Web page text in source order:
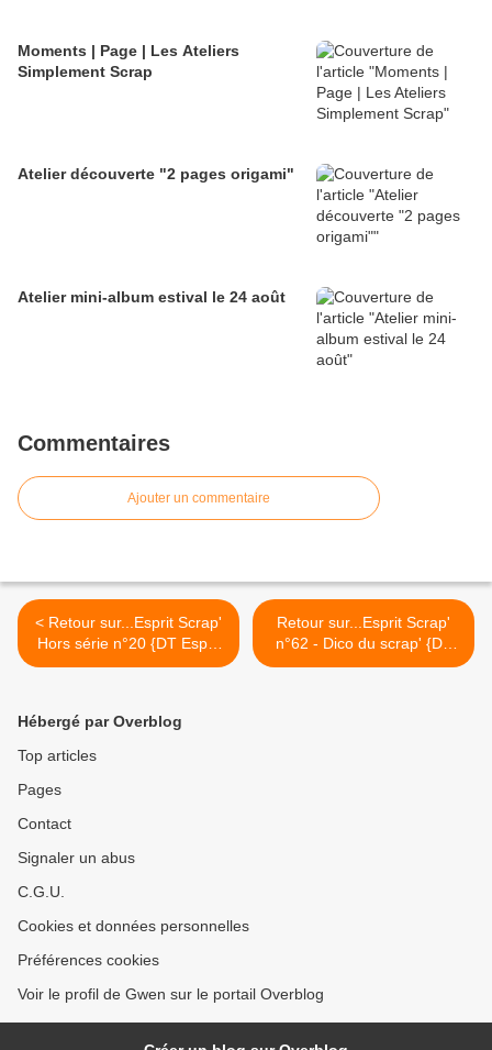
Moments | Page | Les Ateliers
Simplement Scrap
Atelier découverte "2 pages origami"
Atelier mini-album estival le 24 août
Commentaires
Ajouter un commentaire
< Retour sur...Esprit Scrap'
Hors série n°20 {DT Esprit
Scrap'}
Retour sur...Esprit Scrap'
n°62 - Dico du scrap' {DT
Esprit Scrap'} >
Hébergé par Overblog
Top articles
Pages
Contact
Signaler un abus
C.G.U.
Cookies et données personnelles
Préférences cookies
Voir le profil de Gwen sur le portail Overblog